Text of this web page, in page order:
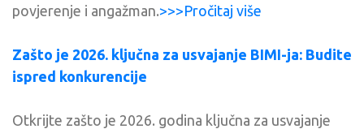
povjerenje i angažman.>>>Pročitaj više
Zašto je 2026. ključna za usvajanje BIMI-ja: Budite
ispred konkurencije
Otkrijte zašto je 2026. godina ključna za usvajanje